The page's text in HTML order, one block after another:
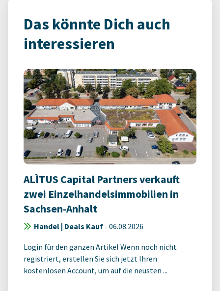
Das könnte Dich auch
interessieren
ALÌTUS Capital Partners verkauft
zwei Einzelhandelsimmobilien in
Sachsen-Anhalt
Handel | Deals Kauf - 06.08.2026
Login für den ganzen Artikel Wenn noch nicht
registriert, erstellen Sie sich jetzt Ihren
kostenlosen Account, um auf die neusten ...